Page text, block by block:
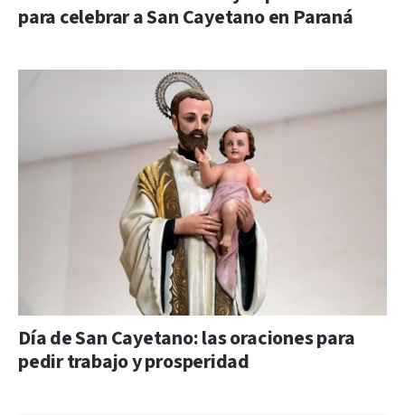
para celebrar a San Cayetano en Paraná
Día de San Cayetano: las oraciones para
pedir trabajo y prosperidad